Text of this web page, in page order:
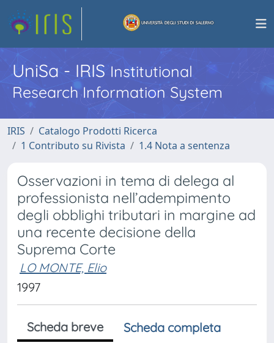
UniSa - IRISInstitutional
Research Information System
IRIS
Catalogo Prodotti Ricerca
1 Contributo su Rivista
1.4 Nota a sentenza
Osservazioni in tema di delega al
professionista nell’adempimento
degli obblighi tributari in margine ad
una recente decisione della
Suprema Corte
LO MONTE, Elio
1997
Scheda breve
Scheda completa